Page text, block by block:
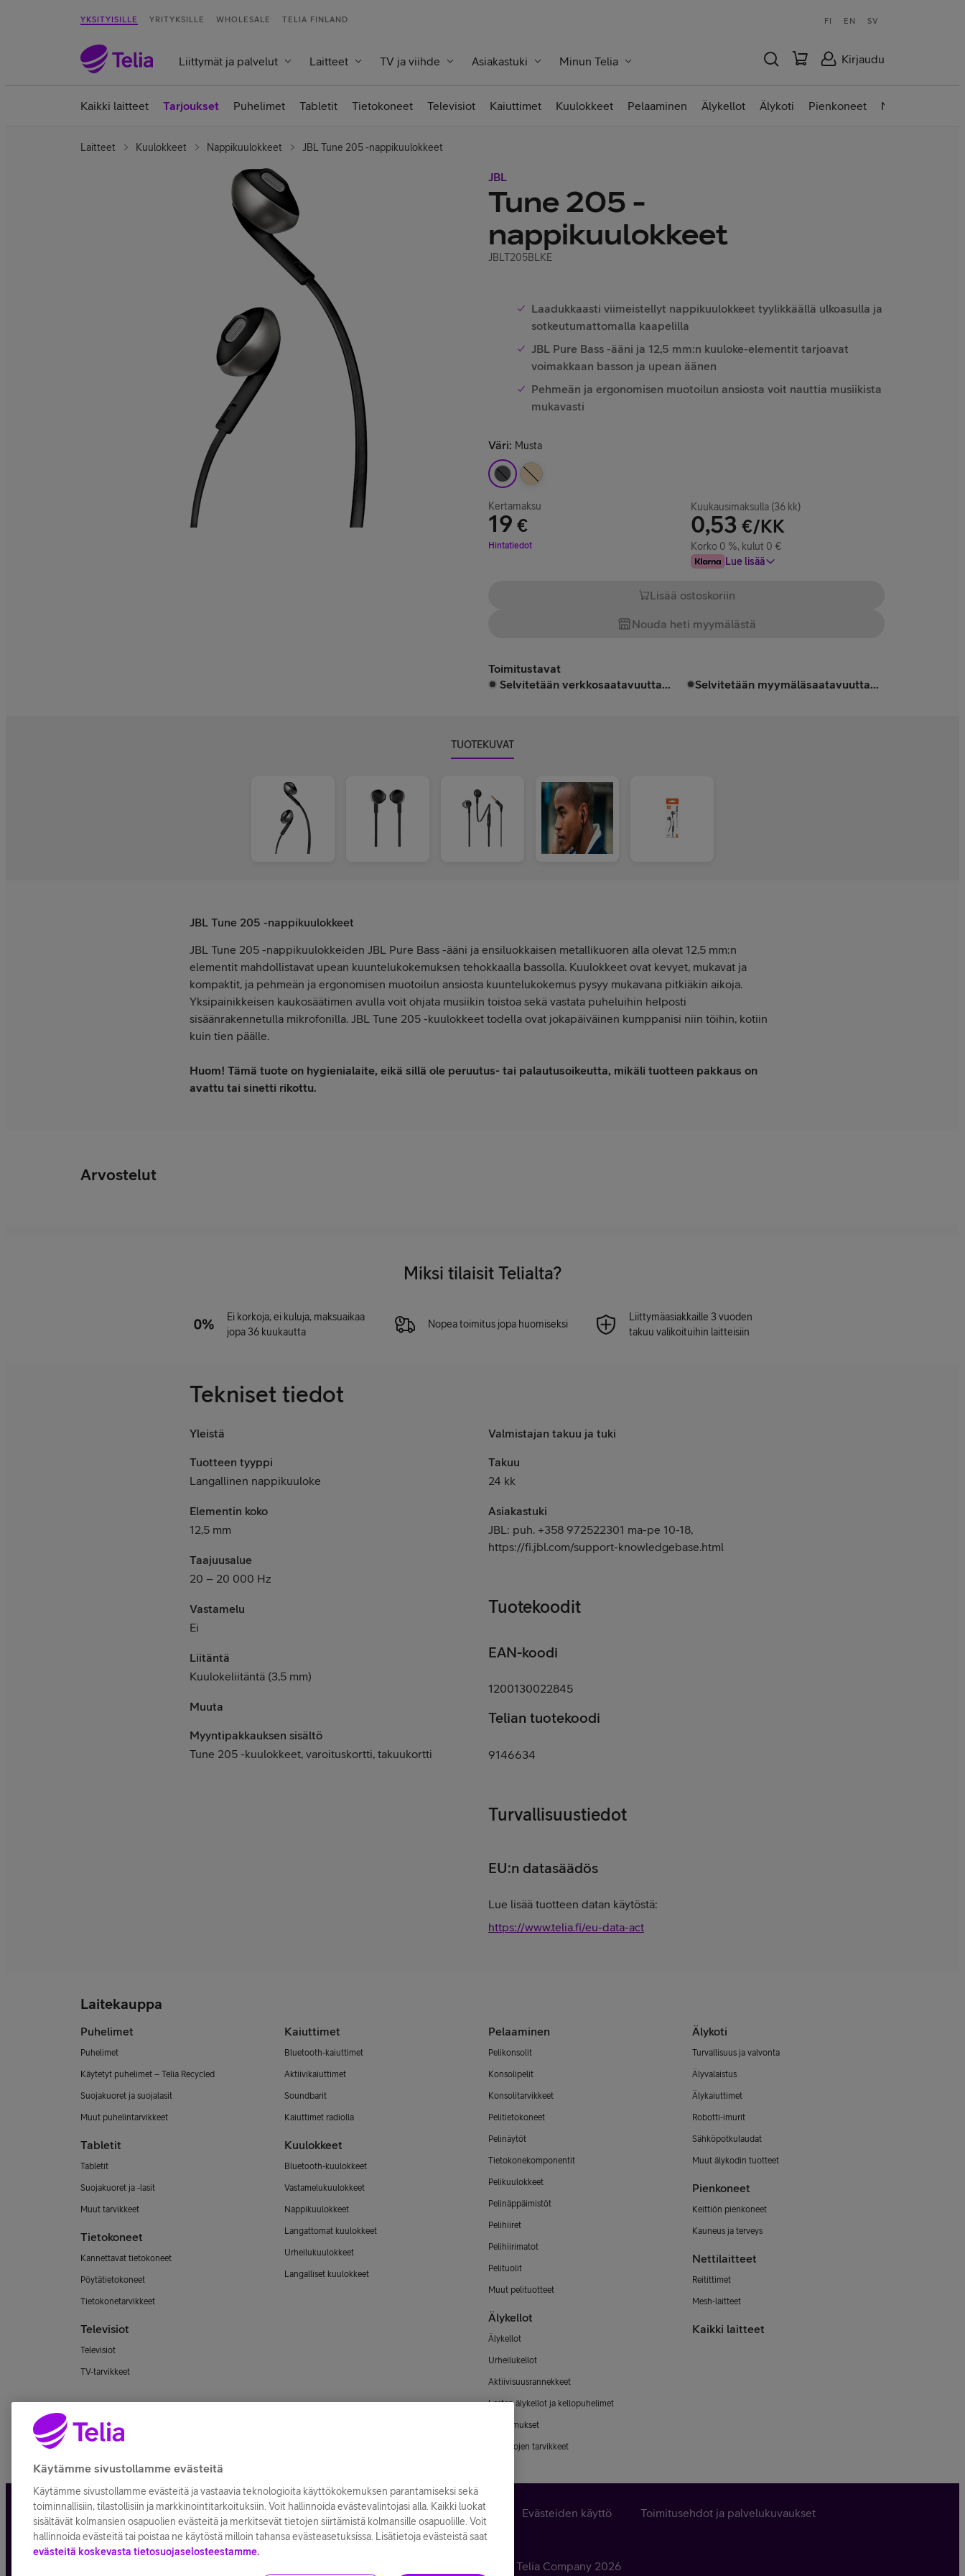
YKSITYISILLE YRITYKSILLE WHOLESALE TELIA FINLAND FI EN SV
Liittymät ja palvelut Laitteet TV ja viihde Asiakastuki Minun Telia Kirjaudu
Kaikki laitteet Tarjoukset Puhelimet Tabletit Tietokoneet Televisiot Kaiuttimet Kuulokkeet Pelaaminen Älykellot Älykoti Pienkoneet Nettilaitteet
Laitteet Kuulokkeet Nappikuulokkeet JBL Tune 205 -nappikuulokkeet
JBL
Tune 205 -
nappikuulokkeet
JBLT205BLKE
Laadukkaasti viimeistellyt nappikuulokkeet tyylikkäällä ulkoasulla ja
sotkeutumattomalla kaapelilla
JBL Pure Bass -ääni ja 12,5 mm:n kuuloke-elementit tarjoavat
voimakkaan basson ja upean äänen
Pehmeän ja ergonomisen muotoilun ansiosta voit nauttia musiikista
mukavasti
Väri: Musta
Kertamaksu
19 €
Hinta 19 €
Hintatiedot
Kuukausimaksulla (36 kk)
0,53 €/KK
Korko 0 %, kulut 0 €
Lue lisää
Lisää ostoskoriin
Nouda heti myymälästä
Toimitustavat
Selvitetään verkkosaatavuutta...
Selvitetään myymäläsaatavuutta...
TUOTEKUVAT
JBL Tune 205 -nappikuulokkeet
JBL Tune 205 -nappikuulokkeiden JBL Pure Bass -ääni ja ensiluokkaisen metallikuoren alla olevat 12,5 mm:n
elementit mahdollistavat upean kuuntelukokemuksen tehokkaalla bassolla. Kuulokkeet ovat kevyet, mukavat ja
kompaktit, ja pehmeän ja ergonomisen muotoilun ansiosta kuuntelukokemus pysyy mukavana pitkiäkin aikoja.
Yksipainikkeisen kaukosäätimen avulla voit ohjata musiikin toistoa sekä vastata puheluihin helposti
sisäänrakennetulla mikrofonilla. JBL Tune 205 -kuulokkeet todella ovat jokapäiväinen kumppanisi niin töihin, kotiin
kuin tien päälle.
Huom! Tämä tuote on hygienialaite, eikä sillä ole peruutus- tai palautusoikeutta, mikäli tuotteen pakkaus on
avattu tai sinetti rikottu.
Arvostelut
Miksi tilaisit Telialta?
Ei korkoja, ei kuluja, maksuaikaa
jopa 36 kuukautta
Nopea toimitus jopa huomiseksi
Liittymäasiakkaille 3 vuoden
takuu valikoituihin laitteisiin
Tekniset tiedot
Yleistä
Tuotteen tyyppi
Langallinen nappikuuloke
Elementin koko
12,5 mm
Taajuusalue
20 – 20 000 Hz
Vastamelu
Ei
Liitäntä
Kuulokeliitäntä (3,5 mm)
Muuta
Myyntipakkauksen sisältö
Tune 205 -kuulokkeet, varoituskortti, takuukortti
Valmistajan takuu ja tuki
Takuu
24 kk
Asiakastuki
JBL: puh. +358 972522301 ma-pe 10-18,
https://fi.jbl.com/support-knowledgebase.html
Tuotekoodit
EAN-koodi
1200130022845
Telian tuotekoodi
9146634
Turvallisuustiedot
EU:n datasäädös
Lue lisää tuotteen datan käytöstä:
https://www.telia.fi/eu-data-act
Laitekauppa
Puhelimet
Puhelimet
Käytetyt puhelimet – Telia Recycled
Suojakuoret ja suojalasit
Muut puhelintarvikkeet
Tabletit
Tabletit
Suojakuoret ja -lasit
Muut tarvikkeet
Tietokoneet
Kannettavat tietokoneet
Pöytätietokoneet
Tietokonetarvikkeet
Televisiot
Televisiot
TV-tarvikkeet
Kaiuttimet
Bluetooth-kaiuttimet
Aktiivikaiuttimet
Soundbarit
Kaiuttimet radiolla
Kuulokkeet
Bluetooth-kuulokkeet
Vastamelukuulokkeet
Nappikuulokkeet
Langattomat kuulokkeet
Urheilukuulokkeet
Langalliset kuulokkeet
Pelaaminen
Pelikonsolit
Konsolipelit
Konsolitarvikkeet
Pelitietokoneet
Pelinäytöt
Tietokonekomponentit
Pelikuulokkeet
Pelinäppäimistöt
Pelihiiret
Pelihiirimatot
Pelituolit
Muut pelituotteet
Älykellot
Älykellot
Urheilukellot
Aktiivisuusrannekkeet
Lasten älykellot ja kellopuhelimet
Älysormukset
Älykellojen tarvikkeet
Älykoti
Turvallisuus ja valvonta
Älyvalaistus
Älykaiuttimet
Robotti-imurit
Sähköpotkulaudat
Muut älykodin tuotteet
Pienkoneet
Keittiön pienkoneet
Kauneus ja terveys
Nettilaitteet
Reitittimet
Mesh-laitteet
Kaikki laitteet
Tietosuoja ja -turva Tilauksen peruuttaminen Käyttöehdot Evästeiden käyttö Toimitusehdot ja palvelukuvaukset
© Telia Company 2026
Käytämme sivustollamme evästeitä
Käytämme sivustollamme evästeitä ja vastaavia teknologioita käyttökokemuksen parantamiseksi sekä
toiminnallisiin, tilastollisiin ja markkinointitarkoituksiin. Voit hallinnoida evästevalintojasi alla. Kaikki luokat
sisältävät kolmansien osapuolien evästeitä ja merkitsevät tietojen siirtämistä kolmansille osapuolille. Voit
hallinnoida evästeitä tai poistaa ne käytöstä milloin tahansa evästeasetuksissa. Lisätietoja evästeistä saat
evästeitä koskevasta tietosuojaselosteestamme.